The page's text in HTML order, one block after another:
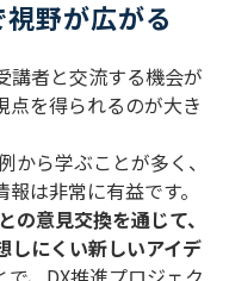
野が広がる
講者と交流する機会が
点を得られるのが大き
から学ぶことが多く、
は非常に有益です。
の意見交換を通じて、
しにくい新しいアイデ